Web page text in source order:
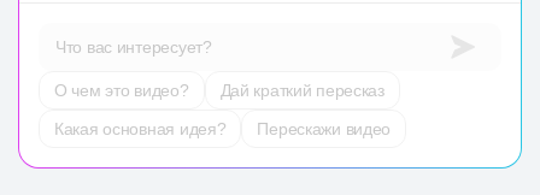
Что вас интересует?
О чем это видео?
Дай краткий пересказ
Какая основная идея?
Перескажи видео